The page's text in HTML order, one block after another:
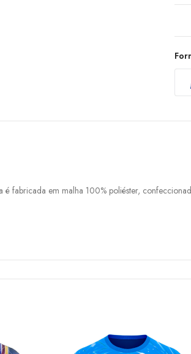
fabricada em malha 100% poliéster,